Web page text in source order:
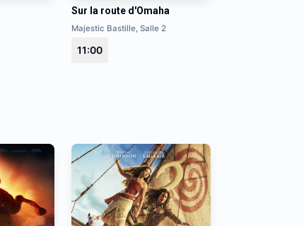
Sur la route d'Omaha
Majestic Bastille, Salle 2
11:00